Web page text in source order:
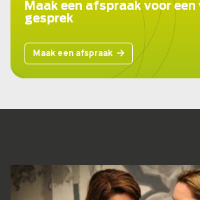
Maak een afspraak voor
gesprek
Maak een afspraak